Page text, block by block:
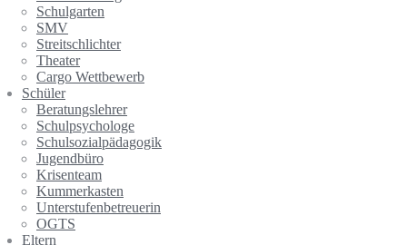
Schulgarten
SMV
Streitschlichter
Theater
Cargo Wettbewerb
Schüler
Beratungslehrer
Schulpsychologe
Schulsozialpädagogik
Jugendbüro
Krisenteam
Kummerkasten
Unterstufenbetreuerin
OGTS
Eltern